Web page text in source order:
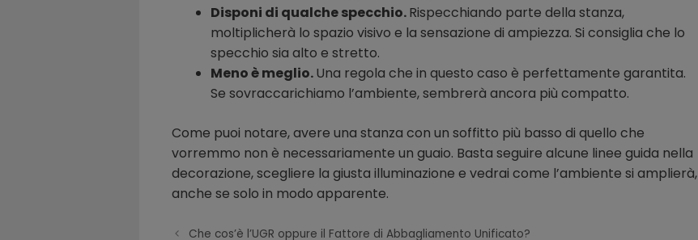
Disponi di qualche specchio.Rispecchiando parte della stanza,
moltiplicherà lo spazio visivo e la sensazione di ampiezza. Si consiglia che lo
specchio sia alto e stretto.
Meno è meglio.Una regola che in questo caso è perfettamente garantita.
Se sovraccarichiamo l’ambiente, sembrerà ancora più compatto.
Come puoi notare, avere una stanza con un soffitto più basso di quello che
vorremmo non è necessariamente un guaio. Basta seguire alcune linee guida nella
decorazione, scegliere la giusta illuminazione e vedrai come l’ambiente si amplierà,
anche se solo in modo apparente.
Che cos’è l’UGR oppure il Fattore di Abbagliamento Unificato?